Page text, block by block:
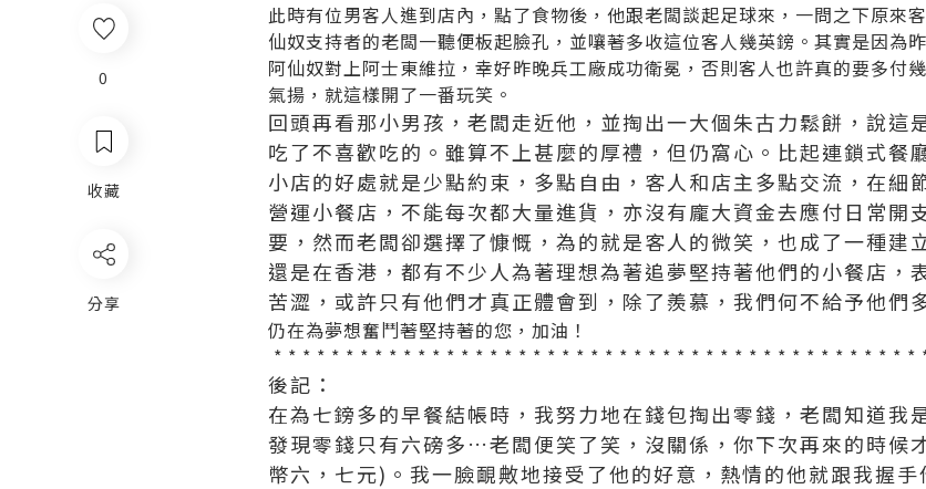
0
收藏
分享
此時有位男客人進到店內，點了食物後，他跟老闆談起足球來，一問之下原來
仙奴支持者的老闆一聽便板起臉孔，並嚷著多收這位客人幾英鎊。其實是因為
阿仙奴對上阿士東維拉，幸好昨晚兵工廠成功衛冕，否則客人也許真的要多付
氣揚，就這樣開了一番玩笑。
回頭再看那小男孩，老闆走近他，並掏出一大個朱古力鬆餅，說這
吃了不喜歡吃的。雖算不上甚麼的厚禮，但仍窩心。比起連鎖式餐
小店的好處就是少點約束，多點自由，客人和店主多點交流，在細
營運小餐店，不能每次都大量進貨，亦沒有龐大資金去應付日常開
要，然而老闆卻選擇了慷慨，為的就是客人的微笑，也成了一種建
還是在香港，都有不少人為著理想為著追夢堅持著他們的小餐店，
苦澀，或許只有他們才真正體會到，除了羨慕，我們何不給予他們
仍在為夢想奮鬥著堅持著的您，加油！
* * * * * * * * * * * * * * * * * * * * * * * * * * * * * * * * * * * * * * * * * * * * *
後記：
在為七鎊多的早餐結帳時，我努力地在錢包掏出零錢，老闆知道我
發現零錢只有六磅多…老闆便笑了笑，沒關係，你下次再來的時候
幣六，七元)。我一臉靦敟地接受了他的好意，熱情的他就跟我握手